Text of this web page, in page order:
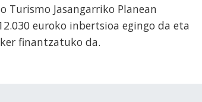
Turismo Jasangarriko Planean
euroko inbertsioa egingo da eta
finantzatuko da.